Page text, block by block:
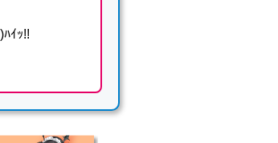
ｲｯ!!